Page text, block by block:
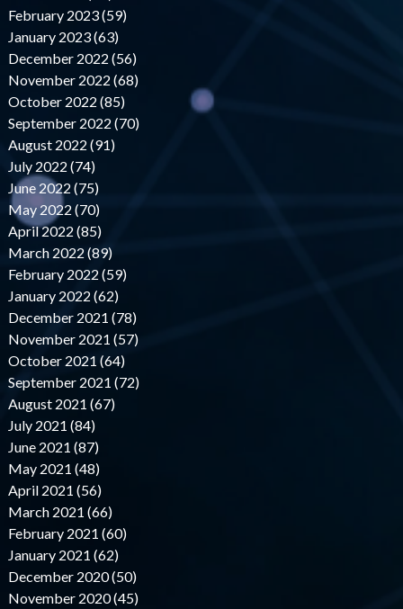
February 2023 (59)
January 2023 (63)
December 2022 (56)
November 2022 (68)
October 2022 (85)
September 2022 (70)
August 2022 (91)
July 2022 (74)
June 2022 (75)
May 2022 (70)
April 2022 (85)
March 2022 (89)
February 2022 (59)
January 2022 (62)
December 2021 (78)
November 2021 (57)
October 2021 (64)
September 2021 (72)
August 2021 (67)
July 2021 (84)
June 2021 (87)
May 2021 (48)
April 2021 (56)
March 2021 (66)
February 2021 (60)
January 2021 (62)
December 2020 (50)
November 2020 (45)